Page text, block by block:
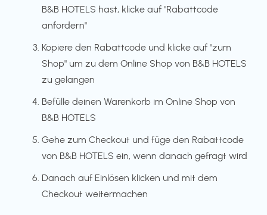
B&B HOTELS hast, klicke auf "Rabattcode
anfordern"
Kopiere den Rabattcode und klicke auf "zum
Shop" um zu dem Online Shop von B&B HOTELS
zu gelangen
Befülle deinen Warenkorb im Online Shop von
B&B HOTELS
Gehe zum Checkout und füge den Rabattcode
von B&B HOTELS ein, wenn danach gefragt wird
Danach auf Einlösen klicken und mit dem
Checkout weitermachen